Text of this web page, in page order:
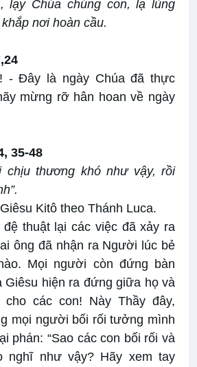
lạy Chúa chúng con, lạ lùng
nơi hoàn cầu.
- Ðây là ngày Chúa đã thực
mừng rỡ hân hoan về ngày
35-48
chịu thương khó như vậy, rồi
Kitô theo Thánh Luca.
đệ thuật lại các việc đã xảy ra
ông đã nhận ra Người lúc bẻ
Mọi người còn đứng bàn
Giêsu hiện ra đứng giữa họ và
cho các con! Này Thầy đây,
mọi người bối rối tưởng mình
phán: “Sao các con bối rối và
nghĩ như vậy? Hãy xem tay